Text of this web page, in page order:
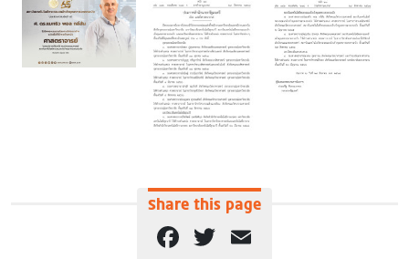
Share this page
Facebook
Twitter